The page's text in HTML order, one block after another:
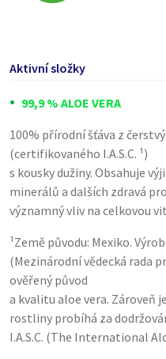
Aktivní složky
99,9 % ALOE VERA
100% přírodní šťáva z
(certifikovaného I.A.S.C. ¹)
s kousky dužiny. Obsahuje
minerálů a dalších zdravá
významný vliv na celkovou
¹Země původu: Mexiko.
(Mezinárodní vědecká rada
ověřený původ
a kvalitu aloe vera. Zároveň
rostliny probíhá za
I.A.S.C. (The International